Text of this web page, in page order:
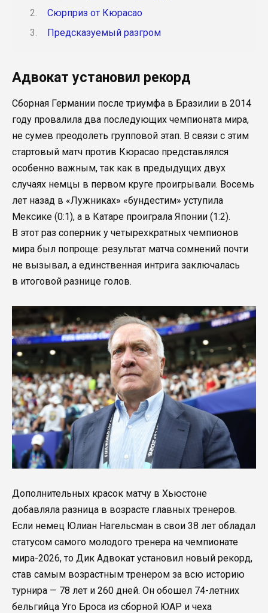
Сюрприз от Кюрасао
Предсказуемый разгром
Адвокат установил рекорд
Сборная Германии после триумфа в Бразилии в 2014
году провалила два последующих чемпионата мира,
не сумев преодолеть групповой этап. В связи с этим
стартовый матч против Кюрасао представлялся
особенно важным, так как в предыдущих двух
случаях немцы в первом круге проигрывали. Восемь
лет назад в «Лужниках» «бундестим» уступила
Мексике (0:1), а в Катаре проиграла Японии (1:2).
В этот раз соперник у четырехкратных чемпионов
мира был попроще: результат матча сомнений почти
не вызывал, а единственная интрига заключалась
в итоговой разнице голов.
Дополнительных красок матчу в Хьюстоне
добавляла разница в возрасте главных тренеров.
Если немец Юлиан Нагельсман в свои 38 лет обладал
статусом самого молодого тренера на чемпионате
мира-2026, то Дик Адвокат установил новый рекорд,
став самым возрастным тренером за всю историю
турнира — 78 лет и 260 дней. Он обошел 74-летних
бельгийца Уго Броса из сборной ЮАР и чеха